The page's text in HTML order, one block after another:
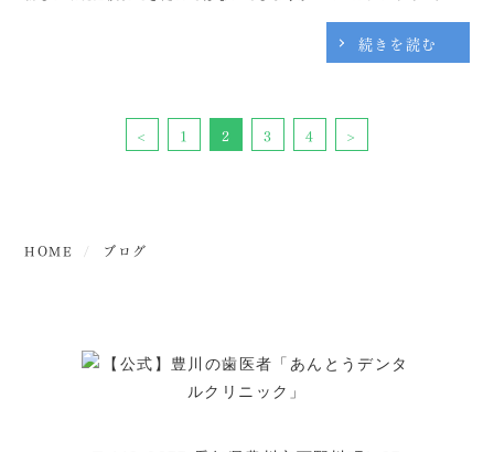
が蓄積されていきます。だんだん落ち着いて来たころ...続きを読む
< 1 2 3 4 >
HOME ブログ